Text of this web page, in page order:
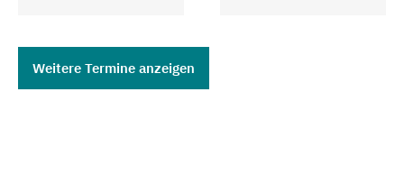
Weitere Termine anzeigen